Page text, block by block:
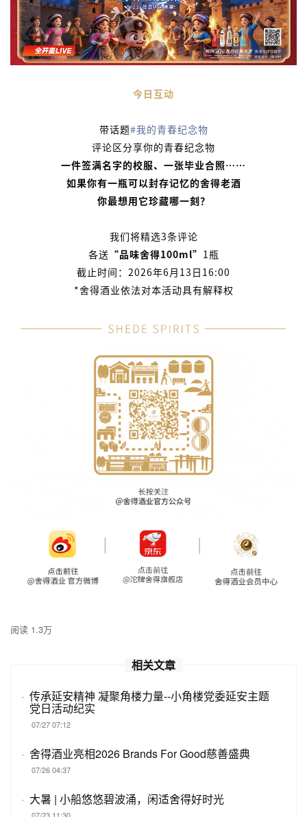
今日互动
带话题#我的青春纪念物
评论区分享你的青春纪念物
一件签满名字的校服、一张毕业合照……
如果你有一瓶可以封存记忆的舍得老酒
你最想用它珍藏哪一刻？‌
我们将精选3条评论
各送 “品味舍得100ml” 1瓶
截止时间：2026年6月13日16:00
*舍得酒业依法对本活动具有解释权
阅读 1.3万
相关文章
· 传承延安精神 凝聚角楼力量--小角楼党委延安主题
党日活动纪实
07/27 07:12
· 舍得酒业亮相2026 Brands For Good慈善盛典
07/26 04:37
· 大暑 | 小船悠悠碧波涌，闲适舍得好时光
07/23 11:30